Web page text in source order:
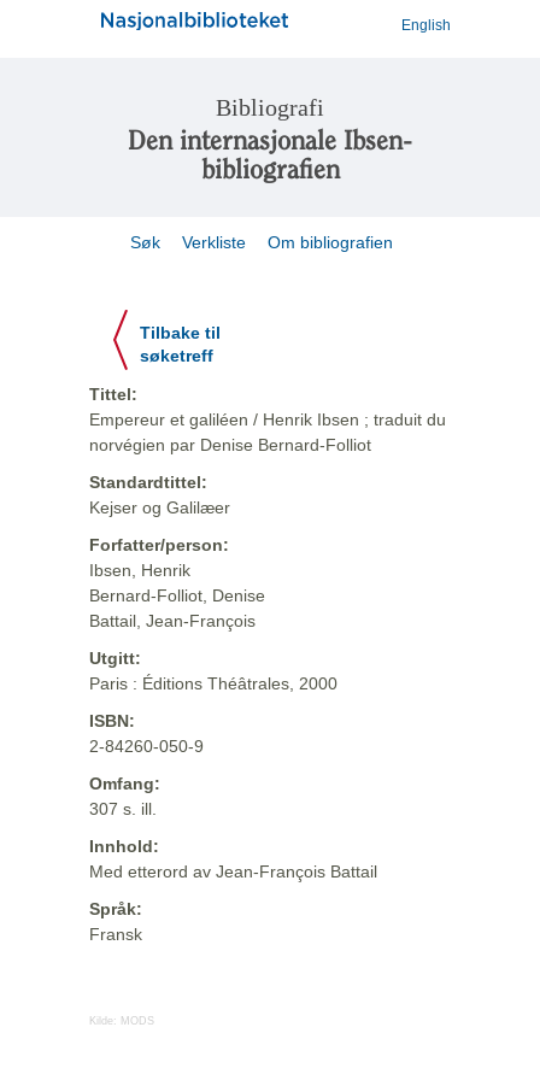
English
Bibliografi
Den internasjonale Ibsen-
bibliografien
Søk Verkliste Om bibliografien
Tilbake til
søketreff
Tittel:
Empereur et galiléen / Henrik Ibsen ; traduit du
norvégien par Denise Bernard-Folliot
Standardtittel:
Kejser og Galilæer
Forfatter/person:
Ibsen, Henrik
Bernard-Folliot, Denise
Battail, Jean-François
Utgitt:
Paris : Éditions Théâtrales, 2000
ISBN:
2-84260-050-9
Omfang:
307 s. ill.
Innhold:
Med etterord av Jean-François Battail
Språk:
Fransk
Kilde: MODS